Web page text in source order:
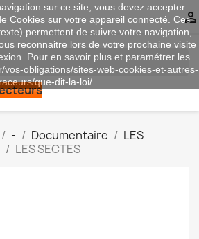

- Documentaire
LES
LES SECTES
sur ce site, vous devez accepter
Cookies sur votre appareil connecté. Ces
permettent de suivre votre navigation,
reconnaitre lors de votre prochaine visite
Pour en savoir plus et paramétrer les
vos-obligations/sites-web-cookies-et-autres-
que-dit-la-loi/